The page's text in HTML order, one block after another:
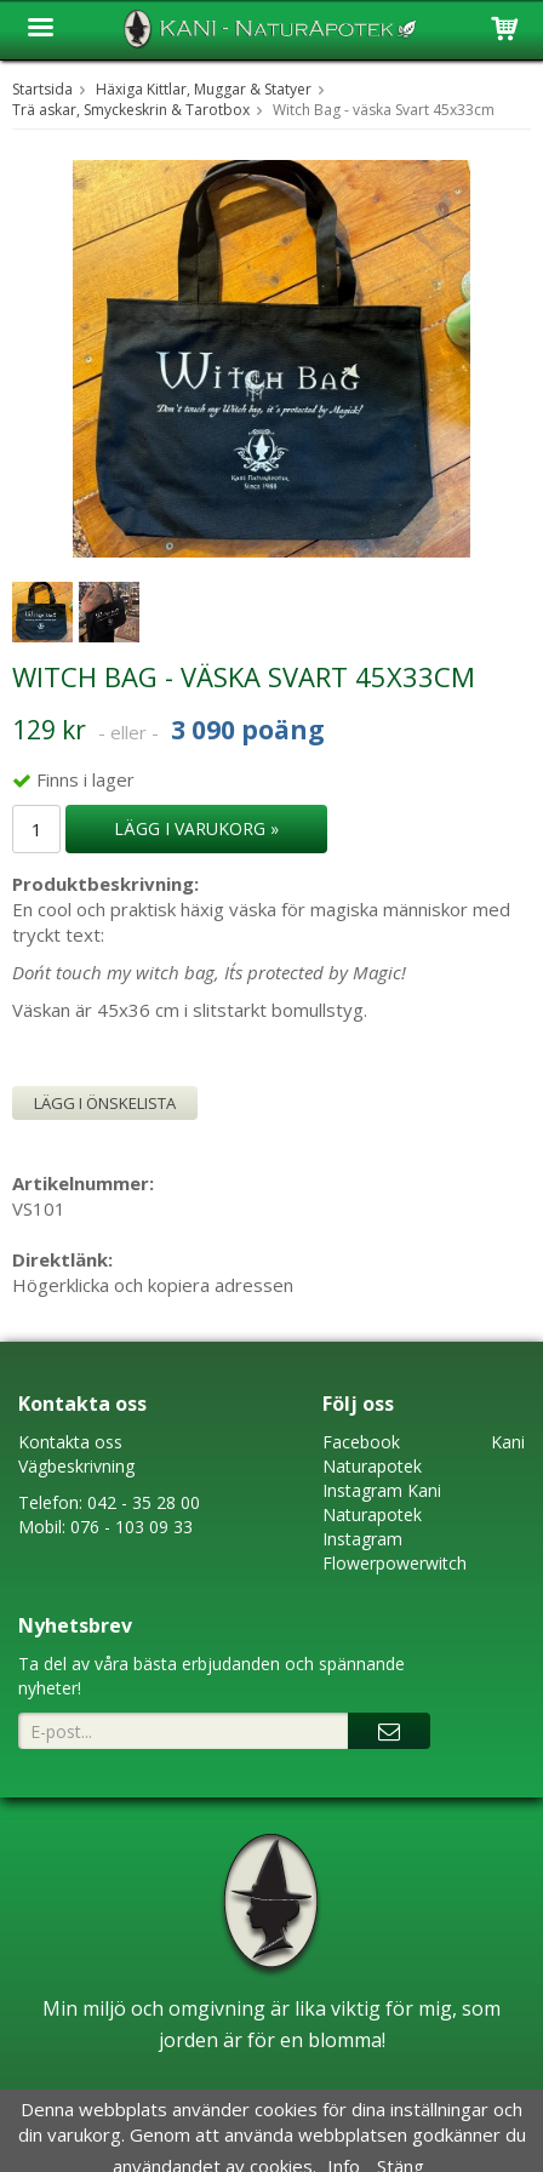
Produkten har blivit tillagd i varukorgen
Startsida
Häxiga Kittlar, Muggar & Statyer
Trä askar, Smyckeskrin & Tarotbox
Witch Bag - väska Svart 45x33cm
WITCH BAG - VÄSKA SVART 45X33CM
129 kr - eller - 3 090 poäng
Finns i lager
LÄGG I VARUKORG »
Produktbeskrivning:
En cool och praktisk häxig väska för magiska människor med
tryckt text:
Don´t touch my witch bag, It´s protected by Magic!
Väskan är 45x36 cm i slitstarkt bomullstyg.
LÄGG I ÖNSKELISTA
Artikelnummer:
VS101
Direktlänk:
Högerklicka och kopiera adressen
Kontakta oss
Kontakta oss
Vägbeskrivning
Telefon: 042 - 35 28 00
Mobil: 076 - 103 09 33
Följ oss
FacebookKani
Naturapotek
Instagram Kani
Naturapotek
Instagram
Flowerpowerwitch
Nyhetsbrev
Ta del av våra bästa erbjudanden och spännande
nyheter!
Min miljö och omgivning är lika viktig för mig, som
jorden är för en blomma!
Denna webbplats använder cookies för dina inställningar och
din varukorg. Genom att använda webbplatsen godkänner du
användandet av cookies. Info Stäng